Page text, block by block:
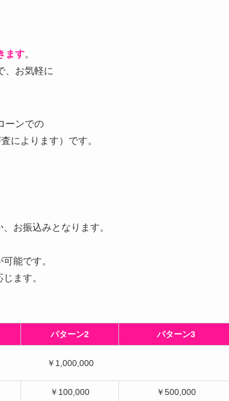
ます。
、お気軽に
ーンでの
によります）です。
お振込みとなります。
能です。
ます。
パターン2 パターン3
￥1,000,000
￥100,000 ￥500,000